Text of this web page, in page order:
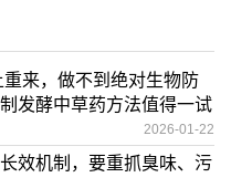
来，做不到绝对生物防
发酵中草药方法值得一试
2026-01-22
效机制，要重抓臭味、污